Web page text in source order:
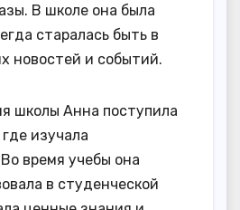
В школе она была
старалась быть в
новостей и событий.
школы Анна поступила
изучала
время учебы она
в студенческой